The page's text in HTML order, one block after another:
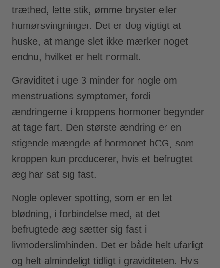
træthed, lette stik, ømme bryster eller
humørsvingninger. Det er dog vigtigt at
huske, at mange slet ikke mærker noget
endnu, hvilket er helt normalt.
Graviditet i uge 3 minder for nogle om
menstruations symptomer, fordi
ændringerne i kroppens hormoner begynder
at tage fart. Den største ændring er en
stigende mængde af hormonet hCG, som
kroppen kun producerer, hvis et befrugtet
æg har sat sig fast.
Nogle oplever spotting, som er en let
blødning, i forbindelse med, at det
befrugtede æg sætter sig fast i
livmoderslimhinden. Det er både helt ufarligt
og helt almindeligt tidligt i graviditeten. Hvis